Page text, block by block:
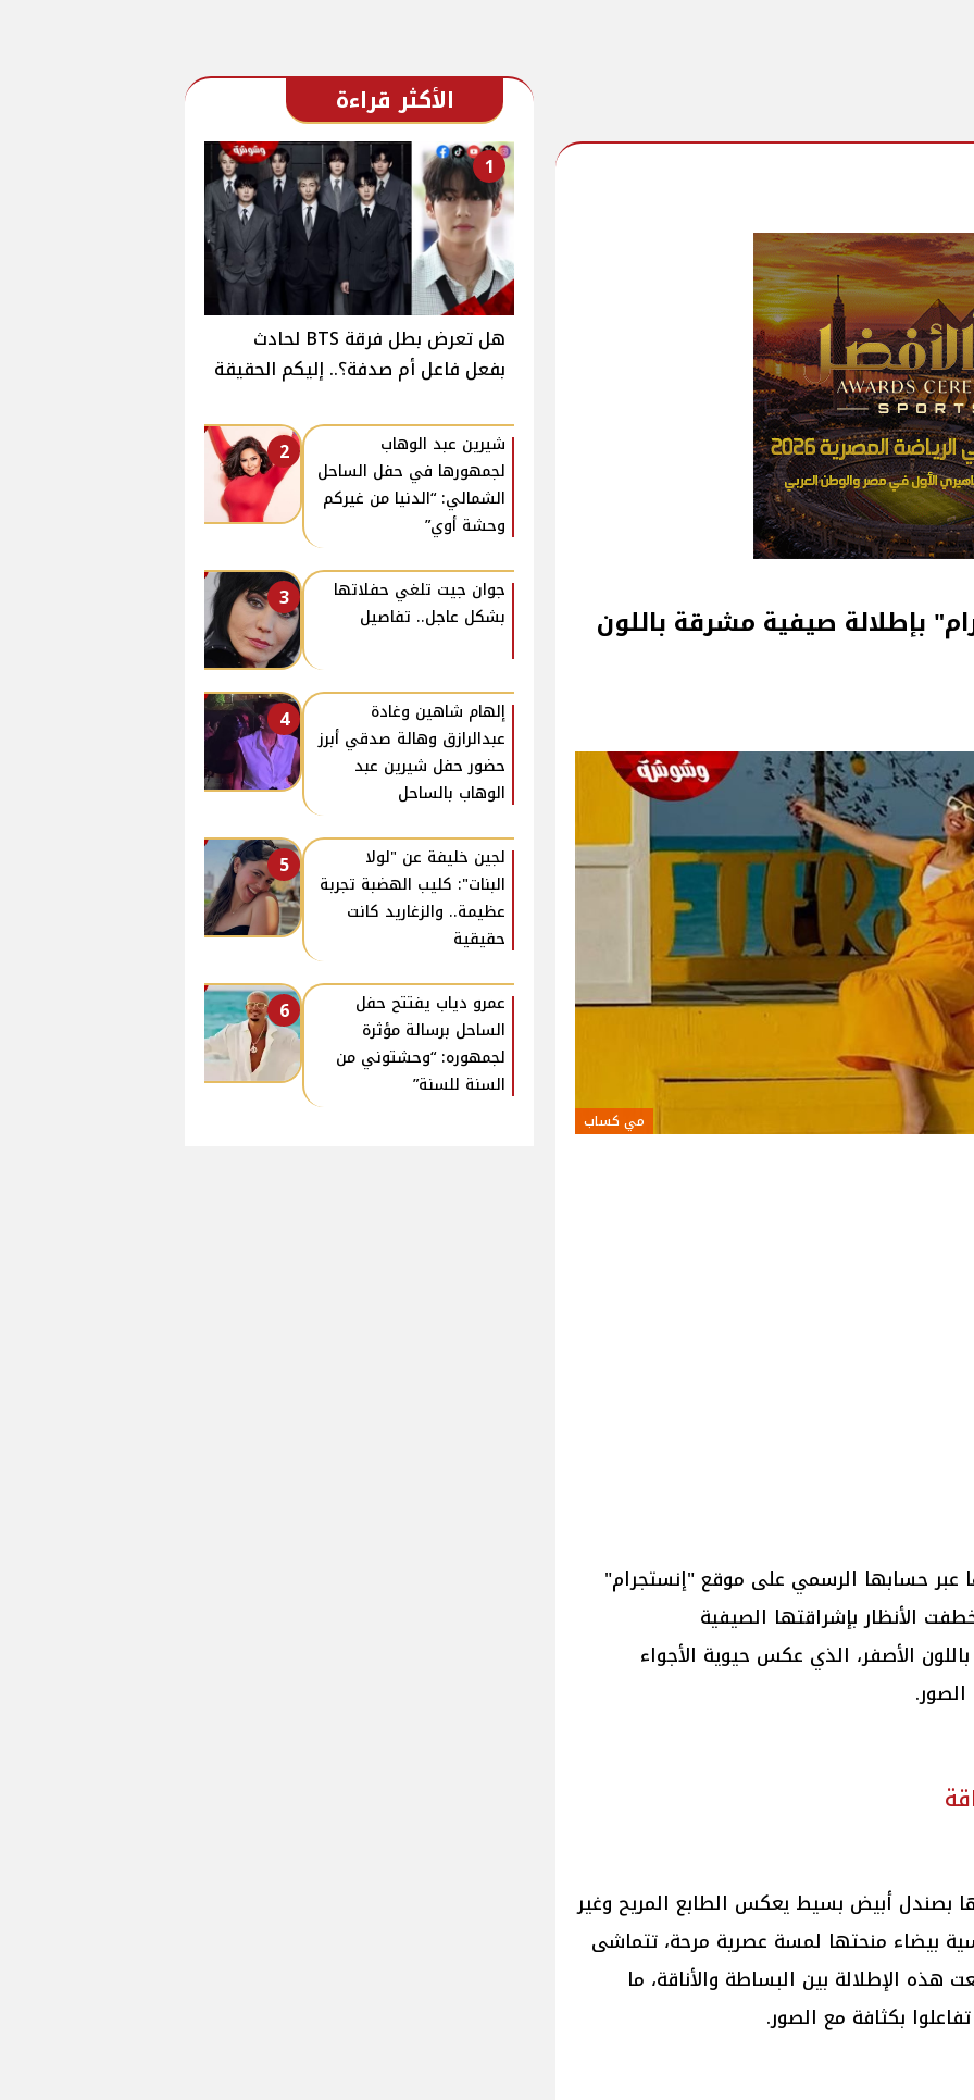
بإطلالة صيفية مشرقة باللون
مي كساب
حسابها الرسمي على موقع "إنستجرام"
الأنظار بإشراقتها الصيفية
الأصفر، الذي عكس حيوية الأجواء
بصندل أبيض بسيط يعكس الطابع المريح وغير
بيضاء منحتها لمسة عصرية مرحة، تتماشى
الإطلالة بين البساطة والأناقة، ما
بكثافة مع الصور.
الأكثر قراءة
1
هل تعرض بطل فرقة BTS لحادث
بفعل فاعل أم صدفة؟.. إليكم الحقيقة
2
شيرين عبد الوهاب
لجمهورها في حفل الساحل
الشمالي: “الدنيا من غيركم
وحشة أوي”
3
جوان جيت تلغي حفلاتها
بشكل عاجل.. تفاصيل
4
إلهام شاهين وغادة
عبدالرازق وهالة صدقي أبرز
حضور حفل شيرين عبد
الوهاب بالساحل
5
لجين خليفة عن "لولا
البنات": كليب الهضبة تجربة
عظيمة.. والزغاريد كانت
حقيقية
6
عمرو دياب يفتتح حفل
الساحل برسالة مؤثرة
لجمهوره: “وحشتوني من
السنة للسنة”